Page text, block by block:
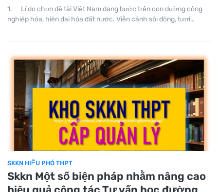
1. Lí do chọn đề tài Việt Nam đang bước trên con đường công
nghiệp hóa, hiện đại hóa đất nước. Viễn cảnh sôi động, tươi…
SKKN HIỆU PHÓ THPT
Skkn Một số biện pháp nhằm nâng cao